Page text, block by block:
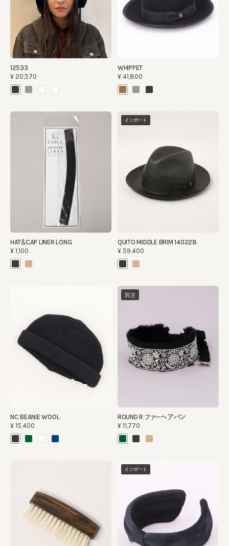
12533
¥20,570
WHIPPET
¥41,800
HAT＆CAP LINER LONG
¥1,100
インポート
QUITO MIDDLE BRIM 140228
¥59,400
NC BEANIE WOOL
¥15,400
別注
ROUND R ファーヘアバン
¥11,770
インポート